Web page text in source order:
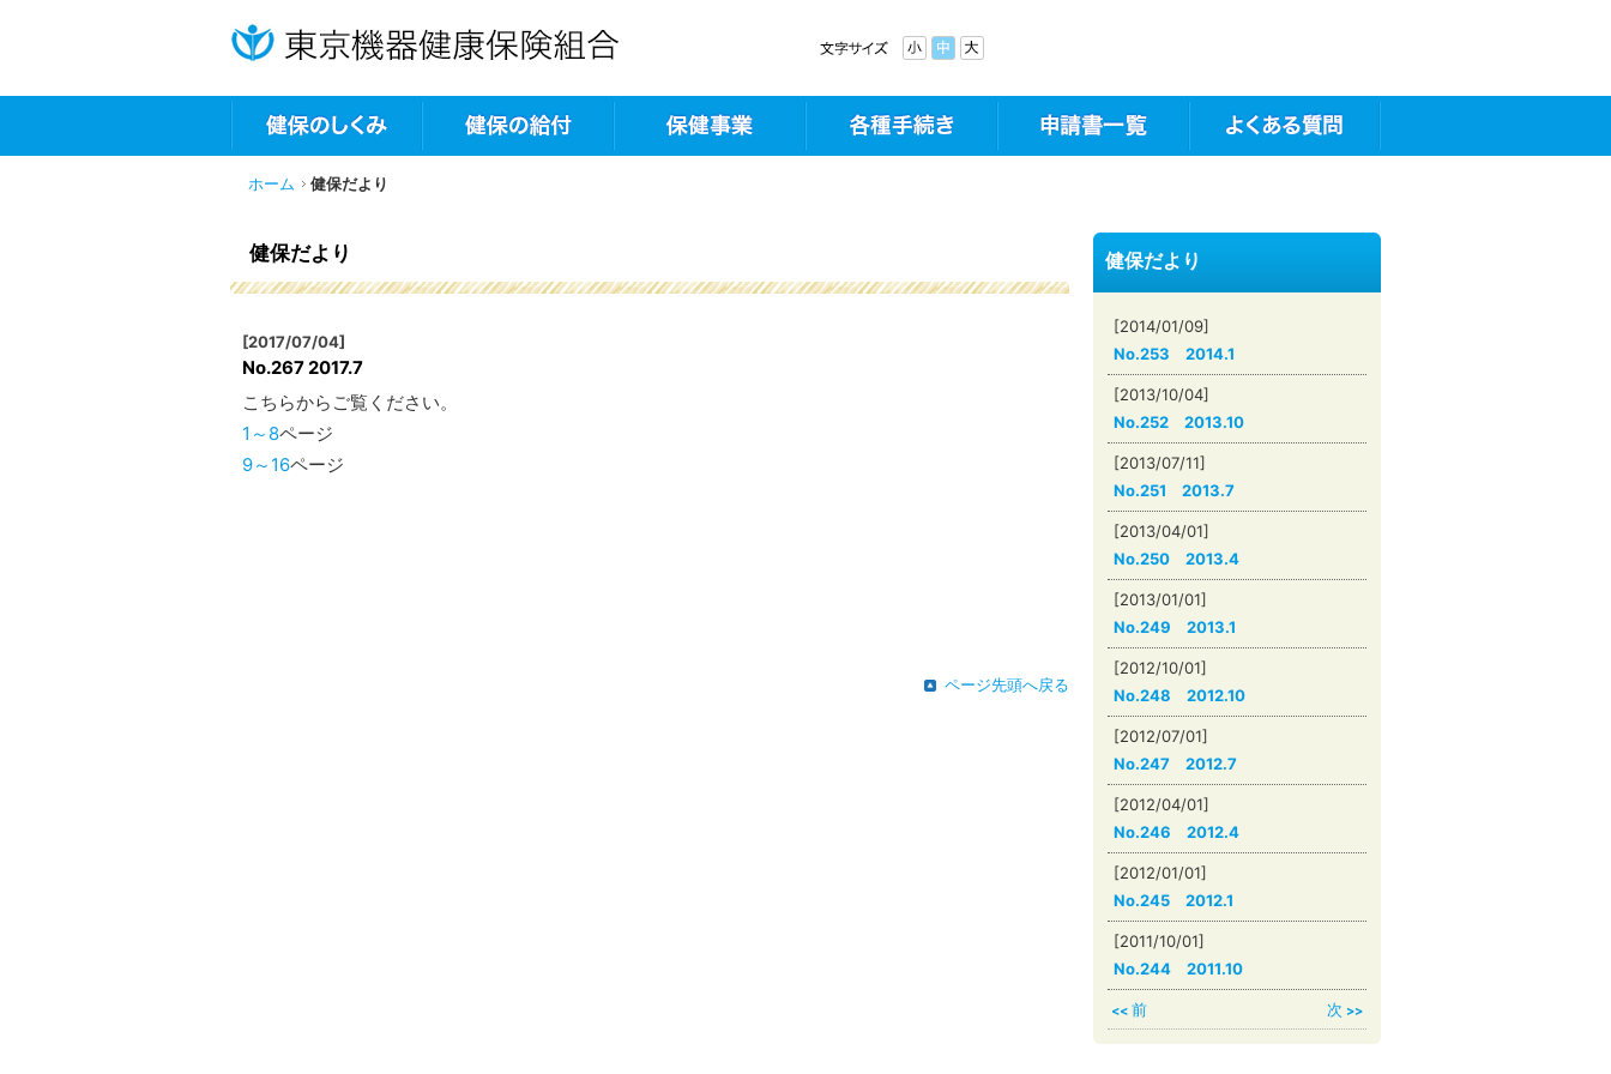
ホーム 健保だより
健保だより
[2017/07/04]
No.267 2017.7
こちらからご覧ください。
1～8ページ
9～16ページ
ページ先頭へ戻る
健保だより
[2014/01/09]
No.253 2014.1
[2013/10/04]
No.252 2013.10
[2013/07/11]
No.251 2013.7
[2013/04/01]
No.250 2013.4
[2013/01/01]
No.249 2013.1
[2012/10/01]
No.248 2012.10
[2012/07/01]
No.247 2012.7
[2012/04/01]
No.246 2012.4
[2012/01/01]
No.245 2012.1
[2011/10/01]
No.244 2011.10
<< 前 次 >>